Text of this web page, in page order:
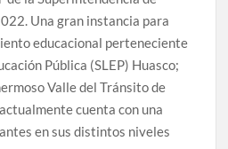
Una gran instancia para
educacional perteneciente
Pública (SLEP) Huasco;
Valle del Tránsito de
cuenta con una
en sus distintos niveles